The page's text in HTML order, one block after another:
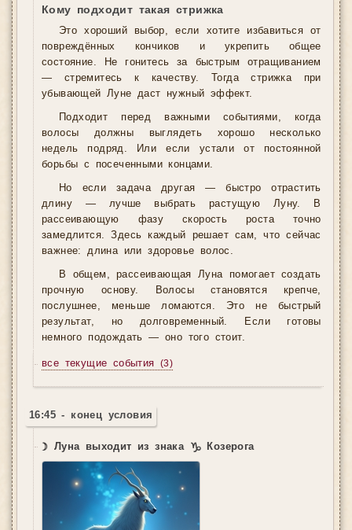
Кому подходит такая стрижка
Это хороший выбор, если хотите избавиться от
повреждённых кончиков и укрепить общее
состояние. Не гонитесь за быстрым отращиванием
— стремитесь к качеству. Тогда стрижка при
убывающей Луне даст нужный эффект.
Подходит перед важными событиями, когда
волосы должны выглядеть хорошо несколько
недель подряд. Или если устали от постоянной
борьбы с посеченными концами.
Но если задача другая — быстро отрастить
длину — лучше выбрать растущую Луну. В
рассеивающую фазу скорость роста точно
замедлится. Здесь каждый решает сам, что сейчас
важнее: длина или здоровье волос.
В общем, рассеивающая Луна помогает создать
прочную основу. Волосы становятся крепче,
послушнее, меньше ломаются. Это не быстрый
результат, но долговременный. Если готовы
немного подождать — оно того стоит.
все текущие события (3)
16:45 - конец условия
☽ Луна выходит из знака ♑ Козерога